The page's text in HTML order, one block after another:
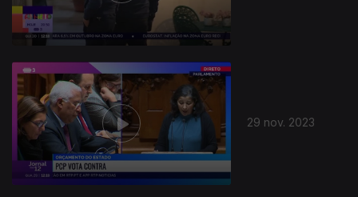
29 nov. 2023